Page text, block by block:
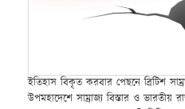
ইতিহাস বিকৃত করবার পেছনে ব্রিটিশ
উপমহাদেশে সাম্রাজ্য বিস্তার ও